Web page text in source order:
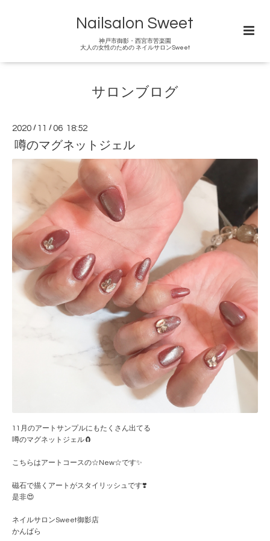
Nailsalon Sweet
神戸市御影・西宮市苦楽園
大人の女性のための ネイルサロンSweet
サロンブログ
2020 / 11 /06 18:52
噂のマグネットジェル
11月のアートサンプルにもたくさん出てる
噂のマグネットジェル🧲
こちらはアートコースの☆New☆です✨
磁石で描くアートがスタイリッシュです❣️
是非😍
ネイルサロンSweet御影店
かんばら